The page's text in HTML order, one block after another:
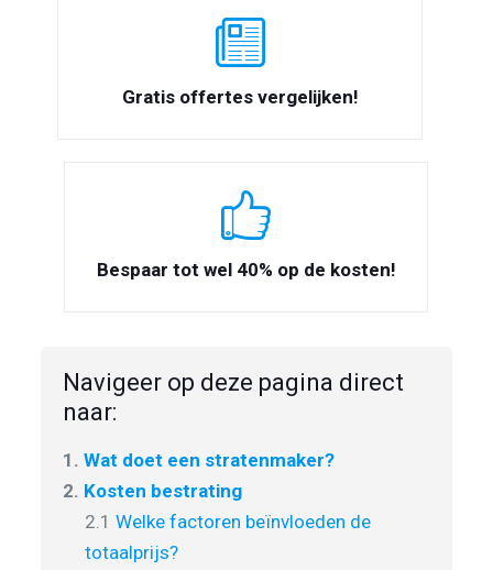
Gratis offertes vergelijken!
Bespaar tot wel 40% op de kosten!
Navigeer op deze pagina direct
naar:
1. Wat doet een stratenmaker?
2. Kosten bestrating
2.1 Welke factoren beïnvloeden de
totaalprijs?